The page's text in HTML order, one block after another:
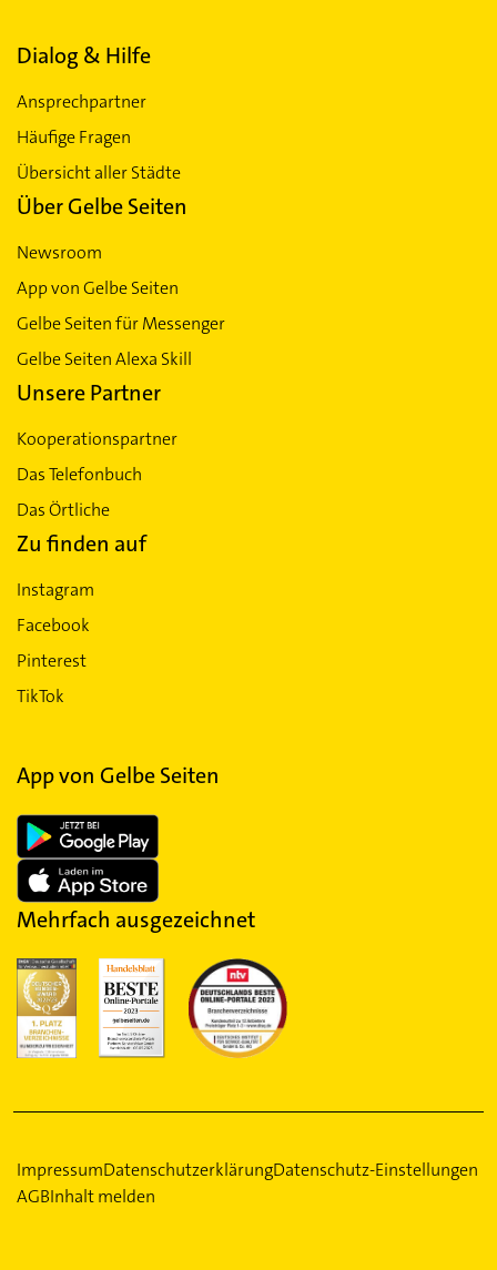
Dialog & Hilfe
Ansprechpartner
Häufige Fragen
Übersicht aller Städte
Über Gelbe Seiten
Newsroom
App von Gelbe Seiten
Gelbe Seiten für Messenger
Gelbe Seiten Alexa Skill
Unsere Partner
Kooperationspartner
Das Telefonbuch
Das Örtliche
Zu finden auf
Instagram
Facebook
Pinterest
TikTok
App von Gelbe Seiten
Mehrfach ausgezeichnet
ImpressumDatenschutzerklärungDatenschutz-Einstellungen
AGBInhalt melden